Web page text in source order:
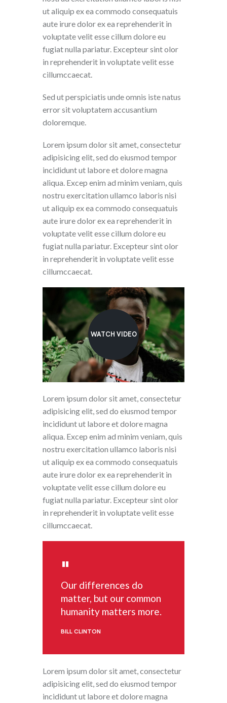
ut aliquip ex ea commodo consequatuis
aute irure dolor ex ea reprehenderit in
voluptate velit esse cillum dolore eu
fugiat nulla pariatur. Excepteur sint olor
in reprehenderit in voluptate velit esse
cillumccaecat.
Sed ut perspiciatis unde omnis iste natus
error sit voluptatem accusantium
doloremque.
Lorem ipsum dolor sit amet, consectetur
adipisicing elit, sed do eiusmod tempor
incididunt ut labore et dolore magna
aliqua. Excep enim ad minim veniam, quis
nostru exercitation ullamco laboris nisi
ut aliquip ex ea commodo consequatuis
aute irure dolor ex ea reprehenderit in
voluptate velit esse cillum dolore eu
fugiat nulla pariatur. Excepteur sint olor
in reprehenderit in voluptate velit esse
cillumccaecat.
WATCH VIDEO
Lorem ipsum dolor sit amet, consectetur
adipisicing elit, sed do eiusmod tempor
incididunt ut labore et dolore magna
aliqua. Excep enim ad minim veniam, quis
nostru exercitation ullamco laboris nisi
ut aliquip ex ea commodo consequatuis
aute irure dolor ex ea reprehenderit in
voluptate velit esse cillum dolore eu
fugiat nulla pariatur. Excepteur sint olor
in reprehenderit in voluptate velit esse
cillumccaecat.
Our differences do
matter, but our common
humanity matters more.
BILL CLINTON
Lorem ipsum dolor sit amet, consectetur
adipisicing elit, sed do eiusmod tempor
incididunt ut labore et dolore magna